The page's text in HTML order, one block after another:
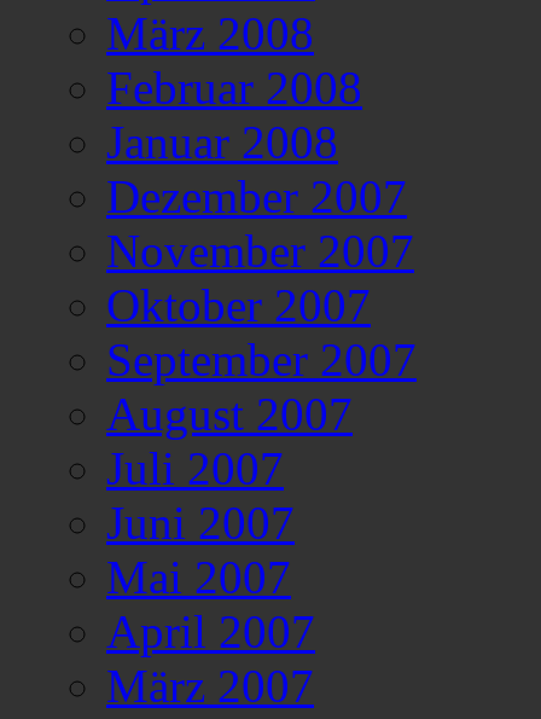
März 2008
Februar 2008
Januar 2008
Dezember 2007
November 2007
Oktober 2007
September 2007
August 2007
Juli 2007
Juni 2007
Mai 2007
April 2007
März 2007